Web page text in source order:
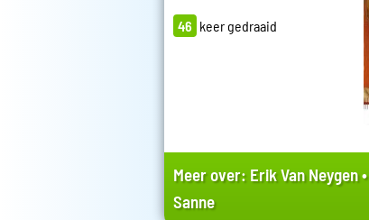
46 keer gedraaid
Meer over: Erik Van Neygen•
Sanne